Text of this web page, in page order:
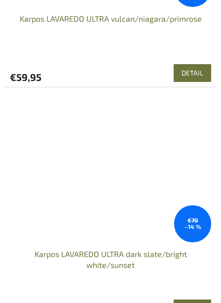
Karpos LAVAREDO ULTRA vulcan/niagara/primrose
€59,95 DETAIL
€70
–14 %
Karpos LAVAREDO ULTRA dark slate/bright
white/sunset